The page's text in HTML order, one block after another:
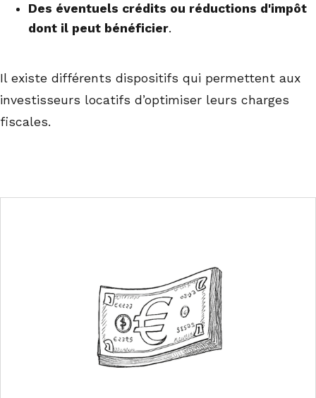
Des éventuels crédits ou réductions d'impôt
dont il peut bénéficier.
Il existe différents dispositifs qui permettent aux
investisseurs locatifs d’optimiser leurs charges
fiscales.